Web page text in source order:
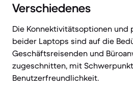
Verschiedenes
Die Konnektivitätsoptionen und
beider Laptops sind auf die
Geschäftsreisenden und
zugeschnitten, mit
Benutzerfreundlichkeit.